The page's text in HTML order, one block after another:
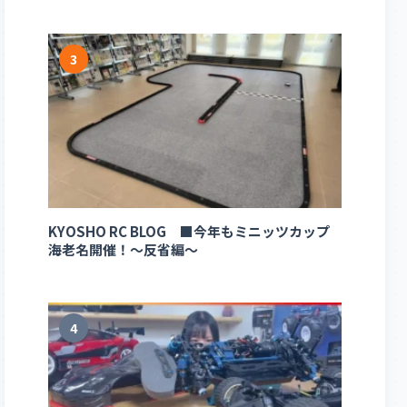
3
KYOSHO RC BLOG ■今年もミニッツカップ
海老名開催！～反省編～
4